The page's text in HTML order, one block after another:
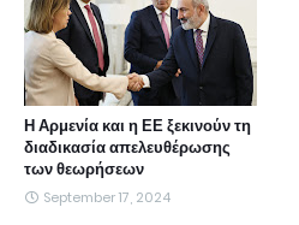
Η Αρμενία και η ΕΕ ξεκινούν τη
διαδικασία απελευθέρωσης
των θεωρήσεων
September 17, 2024